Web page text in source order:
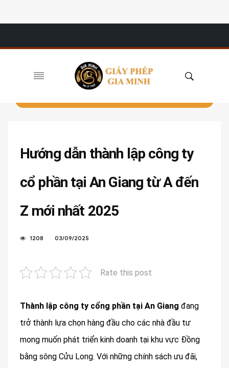
Hướng dẫn thành lập công ty
cổ phần tại An Giang từ A đến
Z mới nhất 2025
1208 03/09/2025
Rate this post
Thành lập công ty cổng phần tại An Giang đang
trở thành lựa chọn hàng đầu cho các nhà đầu tư
mong muốn phát triển kinh doanh tại khu vực Đồng
bằng sông Cửu Long. Với những chính sách ưu đãi,